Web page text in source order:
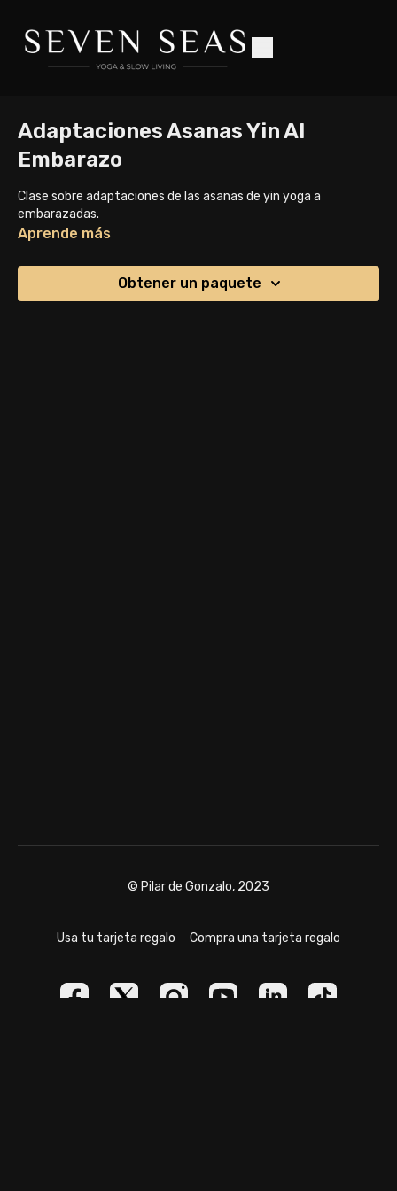
Adaptaciones Asanas Yin Al
Embarazo
Clase sobre adaptaciones de las asanas de yin yoga a
embarazadas.
Aprende más
Obtener un paquete
© Pilar de Gonzalo, 2023
Usa tu tarjeta regalo Compra una tarjeta regalo